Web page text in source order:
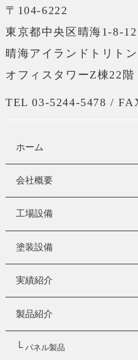
〒104-6222
東京都中央区晴海1-8-12
晴海アイランドトリト
オフィスタワーZ棟22階
TEL 03-5244-5478 /
ホーム
会社概要
工場設備
塗装設備
実績紹介
製品紹介
└ パネル製品